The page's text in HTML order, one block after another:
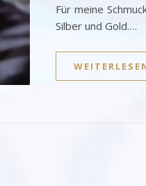
Für meine
Silber und Gold.…